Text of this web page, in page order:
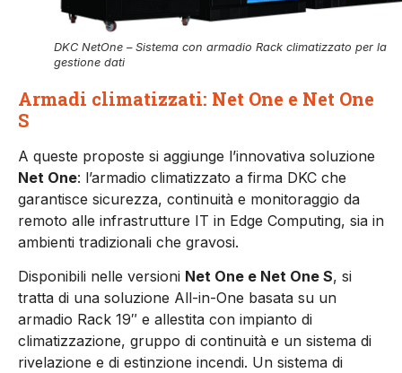
DKC NetOne – Sistema con armadio Rack climatizzato per la
gestione dati
Armadi climatizzati: Net One e Net One
S
A queste proposte si aggiunge l’innovativa soluzione
Net One: l’armadio climatizzato a firma DKC che
garantisce sicurezza, continuità e monitoraggio da
remoto alle infrastrutture IT in Edge Computing, sia in
ambienti tradizionali che gravosi.
Disponibili nelle versioni Net One e Net One S, si
tratta di una soluzione All-in-One basata su un
armadio Rack 19″ e allestita con impianto di
climatizzazione, gruppo di continuità e un sistema di
rivelazione e di estinzione incendi. Un sistema di